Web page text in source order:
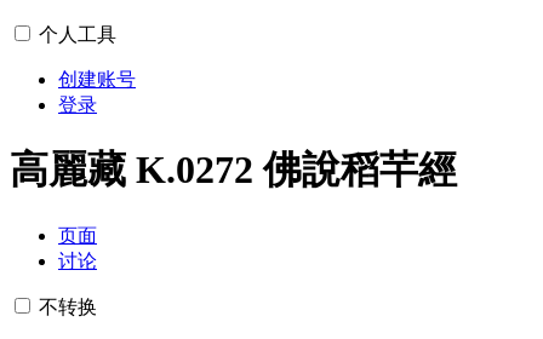
个人工具
创建账号
登录
高麗藏 K.0272 佛說稻芉經
页面
讨论
不转换